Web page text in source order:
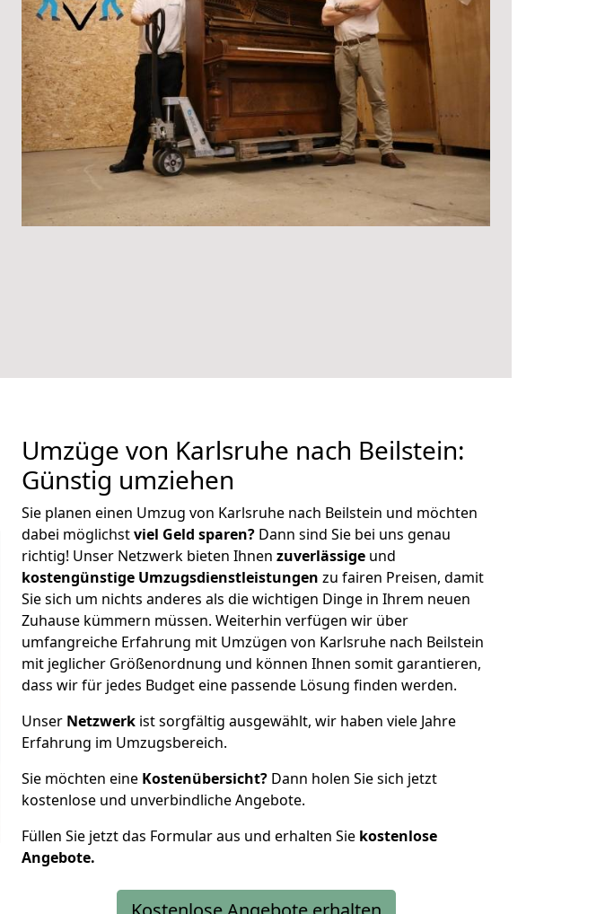
Umzüge von Karlsruhe nach Beilstein:
Günstig umziehen
Sie planen einen Umzug von Karlsruhe nach Beilstein und möchten
dabei möglichstviel Geld sparen? Dann sind Sie bei uns genau
richtig! Unser Netzwerk bieten Ihnen zuverlässige und
kostengünstige Umzugsdienstleistungen zu fairen Preisen, damit
Sie sich um nichts anderes als die wichtigen Dinge in Ihrem neuen
Zuhause kümmern müssen. Weiterhin verfügen wir über
umfangreiche Erfahrung mit Umzügen von Karlsruhe nach Beilstein
mit jeglicher Größenordnung und können Ihnen somit garantieren,
dass wir für jedes Budget eine passende Lösung finden werden.
Unser Netzwerk ist sorgfältig ausgewählt, wir haben viele Jahre
Erfahrung im Umzugsbereich.
Sie möchten eine Kostenübersicht? Dann holen Sie sich jetzt
kostenlose und unverbindliche Angebote.
Füllen Sie jetzt das Formular aus und erhalten Sie kostenlose
Angebote.